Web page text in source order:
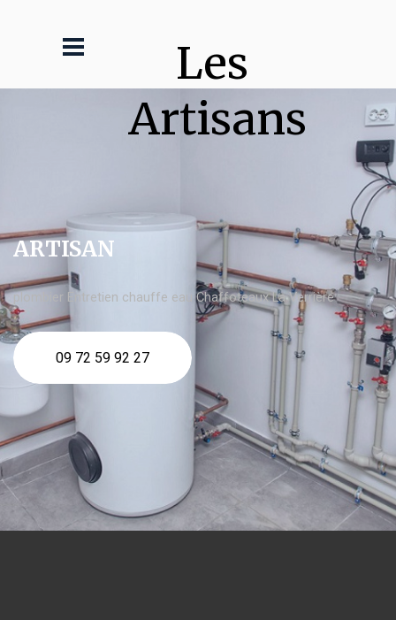
Les
Artisans
ARTISAN
plombier Entretien chauffe eau Chaffoteaux La Verrière
09 72 59 92 27